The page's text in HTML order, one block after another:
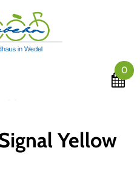
0
Yellow